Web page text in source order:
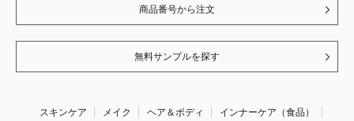
商品番号から注文
無料サンプルを探す
スキンケア メイク ヘア＆ボディ
インナーケア（食品）